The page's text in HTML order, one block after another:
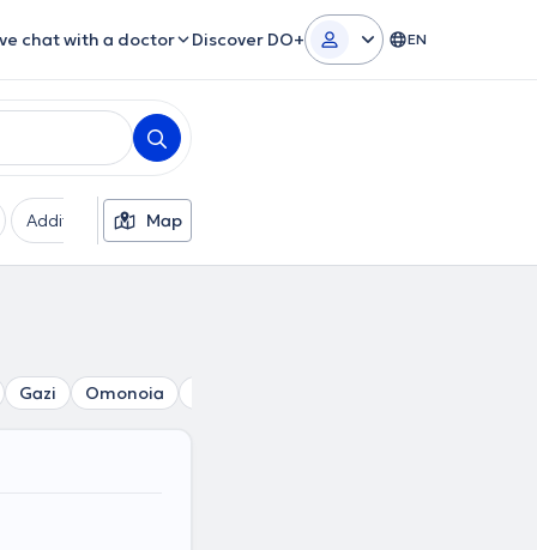
chat with a doctor Discover DO+ EN
Additional filtersMap
Gazi Omonoia